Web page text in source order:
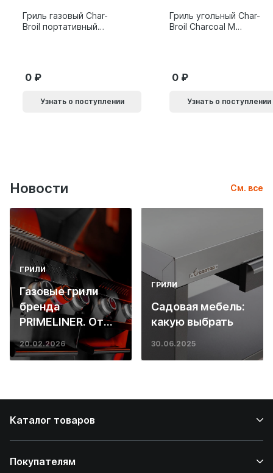
Гриль газовый Char-
Broil портативный
0
Узнать о поступлении
Гриль угольный Char-
Broil Charcoal M
0
Узнать о поступлении
Новости См. все
ГРИЛИ
Газовые грили
бренда
PRIMELINER. От
основ инженерии
до ресторанных
20.02.2026
ГРИЛИ
Садовая мебель:
какую выбрать
30.06.2025
Каталог товаров
Покупателям